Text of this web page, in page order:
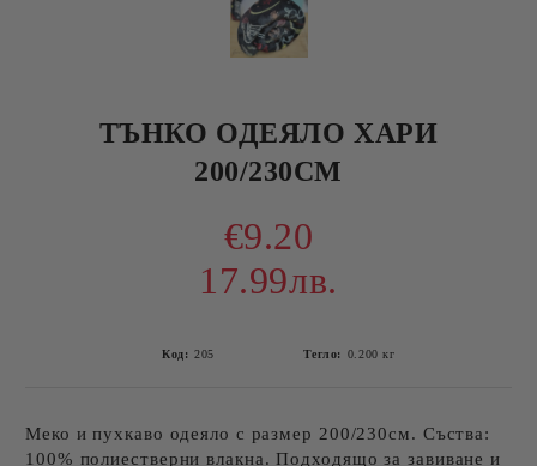
ТЪНКО ОДЕЯЛО ХАРИ
200/230СМ
€9.20
17.99лв.
Код: 205 Тегло: 0.200 кг
Меко и пухкаво одеяло с размер 200/230см. Съства:
100% полиестверни влакна. Подходящо за завиване и